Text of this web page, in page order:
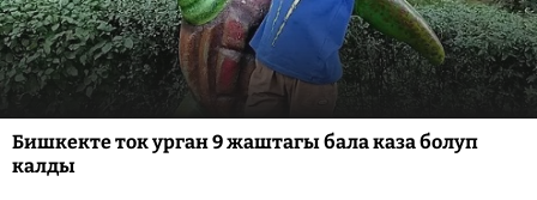
Бишкекте ток урган 9 жаштагы бала каза болуп
калды